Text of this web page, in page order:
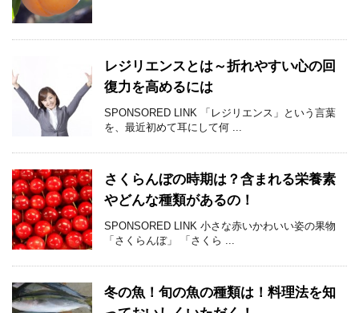
レジリエンスとは～折れやすい心の回
復力を高めるには
SPONSORED LINK 「レジリエンス」という言葉
を、最近初めて耳にして何 ...
さくらんぼの時期は？含まれる栄養素
やどんな種類があるの！
SPONSORED LINK 小さな赤いかわいい姿の果物
「さくらんぼ」 「さくら ...
冬の魚！旬の魚の種類は！料理法を知